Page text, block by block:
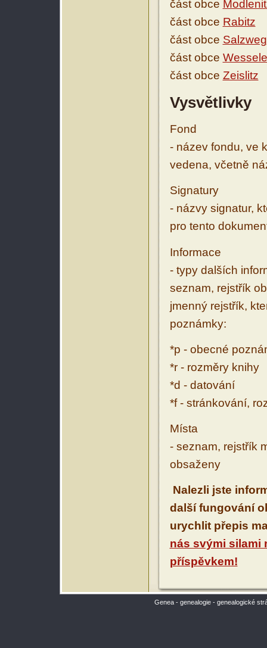
část obce
část obce Rabitz
část obce Salzweg
část obce Wessele
část obce Zeislitz
Vysvětlivky
Fond
- název fondu, ve
vedena, včetně
Signatury
- názvy signatur,
pro tento
Informace
- typy dalších
seznam, rejstřík
jmenný rejstřík,
poznámky:
*p - obecné
*r - rozměry knihy
*d - datování
*f - stránkování,
Místa
- seznam, rejstřík
obsaženy
Nalezli jste
další fungování
urychlit přepis
nás svými silami
příspěvkem!
Genea - genealogie - genealogické